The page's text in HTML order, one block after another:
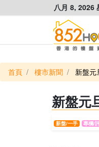
八月 8, 2026
首頁 樓市新聞 新盤
新盤元
新盤/一手 專欄/